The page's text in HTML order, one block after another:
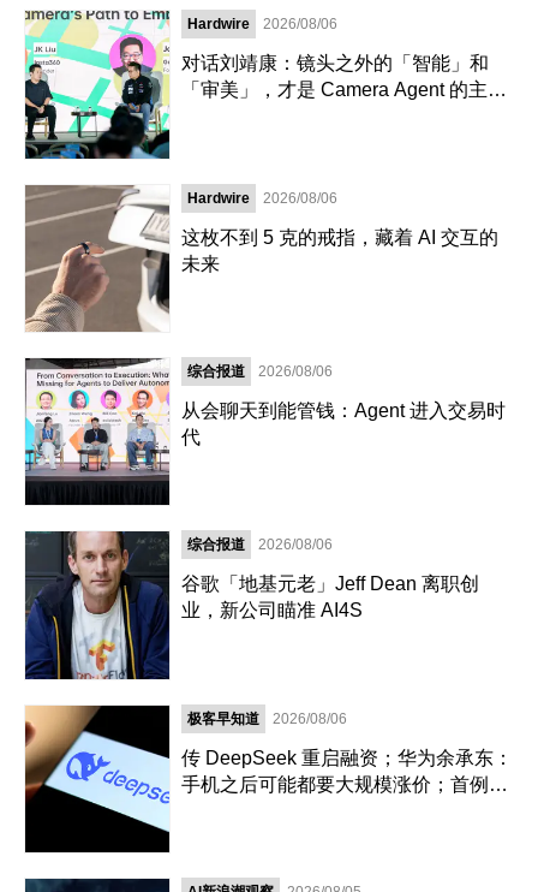
Hardwire 2026/08/06
对话刘靖康：镜头之外的「智能」和
「审美」，才是 Camera Agent 的主战
Hardwire 2026/08/06
这枚不到 5 克的戒指，藏着 AI 交互的
未来
综合报道 2026/08/06
从会聊天到能管钱：Agent 进入交易时
代
综合报道 2026/08/06
谷歌「地基元老」Jeff Dean 离职创
业，新公司瞄准 AI4S
极客早知道 2026/08/06
传 DeepSeek 重启融资；华为余承东：
手机之后可能都要大规模涨价；首例破